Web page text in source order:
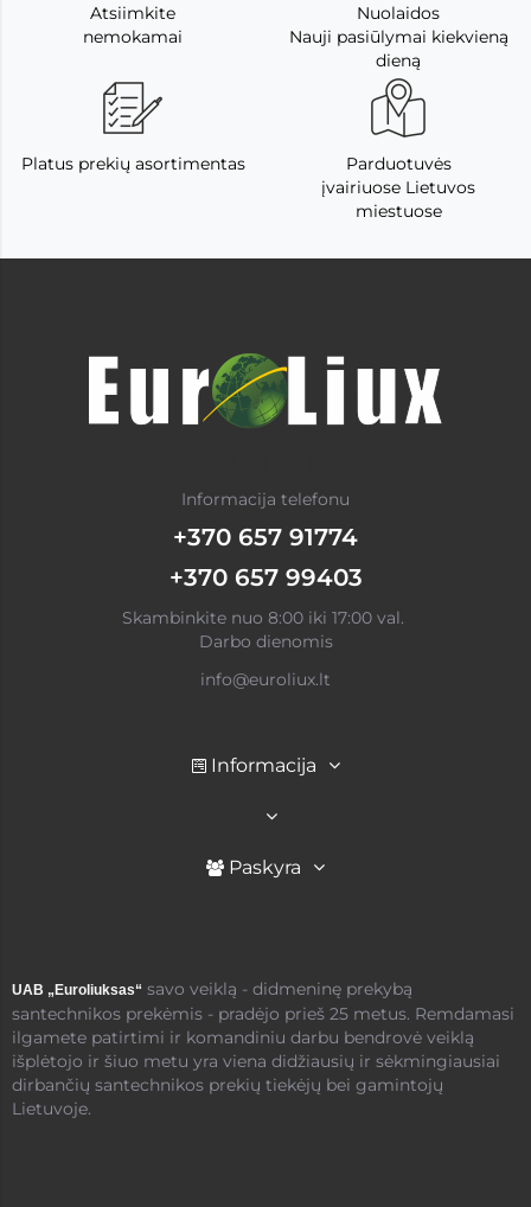
Atsiimkite
nemokamai
Nuolaidos
Nauji pasiūlymai kiekvieną
dieną
Platus prekių asortimentas
Parduotuvės
įvairiuose Lietuvos
miestuose
Informacija telefonu
+370 657 91774
+370 657 99403
Skambinkite nuo 8:00 iki 17:00 val.
Darbo dienomis
info@euroliux.lt
Informacija
Paskyra
UAB „Euroliuksas“ savo veiklą - didmeninę prekybą
santechnikos prekėmis - pradėjo prieš 25 metus. Remdamasi
ilgamete patirtimi ir komandiniu darbu bendrovė veiklą
išplėtojo ir šiuo metu yra viena didžiausių ir sėkmingiausiai
dirbančių santechnikos prekių tiekėjų bei gamintojų
Lietuvoje.